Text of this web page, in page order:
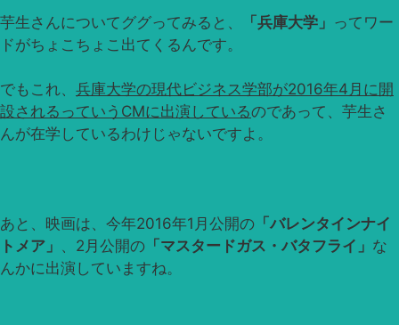
芋生さんについてググってみると、 「兵庫大学」 ってワー
ドがちょこちょこ出てくるんです。
でもこれ、 兵庫大学の現代ビジネス学部が2016年4月に開
設されるっていうCMに出演しているのであって、芋生さ
んが在学しているわけじゃないですよ。
あと、映画は、今年2016年1月公開の 「バレンタインナイ
トメア」 、2月公開の 「マスタードガス・バタフライ」 な
んかに出演していますね。